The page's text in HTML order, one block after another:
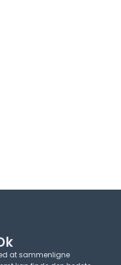
at sammenligne